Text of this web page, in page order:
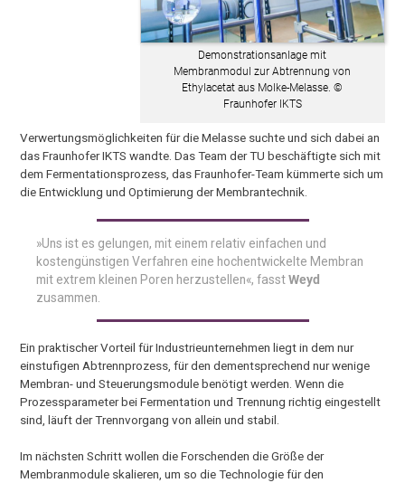
Demonstrationsanlage mit
Membranmodul zur Abtrennung von
Ethylacetat aus Molke-Melasse. ©
Fraunhofer IKTS
Verwertungsmöglichkeiten für die Melasse suchte und sich dabei an
das Fraunhofer IKTS wandte. Das Team der TU beschäftigte sich mit
dem Fermentationsprozess, das Fraunhofer-Team kümmerte sich um
die Entwicklung und Optimierung der Membrantechnik.
»Uns ist es gelungen, mit einem relativ einfachen und
kostengünstigen Verfahren eine hochentwickelte Membran
mit extrem kleinen Poren herzustellen«, fasstWeyd
zusammen.
Ein praktischer Vorteil für Industrieunternehmen liegt in dem nur
einstufigen Abtrennprozess, für den dementsprechend nur wenige
Membran- und Steuerungsmodule benötigt werden. Wenn die
Prozessparameter bei Fermentation und Trennung richtig eingestellt
sind, läuft der Trennvorgang von allein und stabil.
Im nächsten Schritt wollen die Forschenden die Größe der
Membranmodule skalieren, um so die Technologie für den